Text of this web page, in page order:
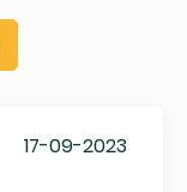
17-09-2023